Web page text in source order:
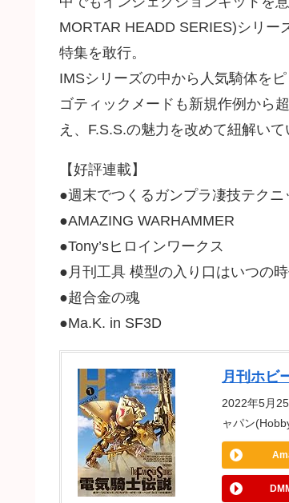
MORTAR HEADD SERIES)シリー
特集を敢行。
IMSシリーズの中から人気騎体を
ゴティックメードも新規作例から
え、F.S.S.の魅力を改めて紐解いて
【好評連載】
●週末でつくるガンプラ凄技テクニ
●AMAZING WARHAMMER
●Tony’sヒロインワークス
●月刊工具 模型の入り口はいつの時
●超合金の魂
●Ma.K. in SF3D
月刊ホビ
2022年5月
ャパン